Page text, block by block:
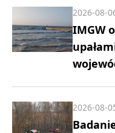
IMGW
2026-08-
2026-08-